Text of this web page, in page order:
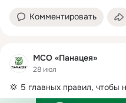
Комментировать
МСО «Панацея»
28 июл
💢 5 главных правил, чтобы